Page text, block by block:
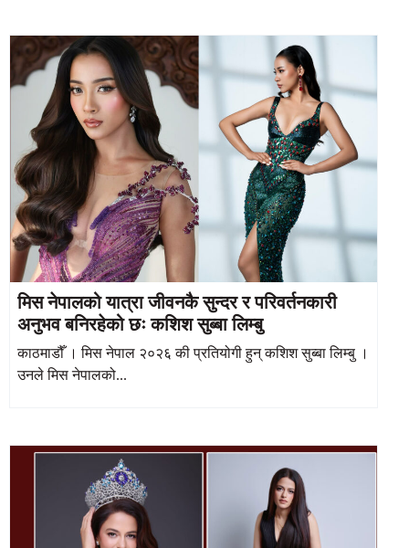
मिस नेपालको यात्रा जीवनकै सुन्दर र परिवर्तनकारी
अनुभव बनिरहेको छः कशिश सुब्बा लिम्बु
काठमाडौँ । मिस नेपाल २०२६ की प्रतियोगी हुन् कशिश सुब्बा लिम्बु ।
उनले मिस नेपालको...